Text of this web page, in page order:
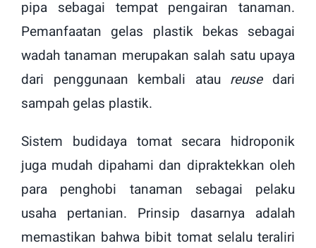
pipa sebagai tempat pengairan tanaman.
Pemanfaatan gelas plastik bekas sebagai
wadah tanaman merupakan salah satu upaya
dari penggunaan kembali atau reuse dari
sampah gelas plastik.
Sistem budidaya tomat secara hidroponik
juga mudah dipahami dan dipraktekkan oleh
para penghobi tanaman sebagai pelaku
usaha pertanian. Prinsip dasarnya adalah
memastikan bahwa bibit tomat selalu teraliri